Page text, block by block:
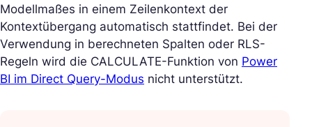
Modellmaßes in einem Zeilenkontext der
Kontextübergang automatisch stattfindet. Bei der
Verwendung in berechneten Spalten oder RLS-
Regeln wird die CALCULATE-Funktion von Power
BI im Direct Query-Modus nicht unterstützt.